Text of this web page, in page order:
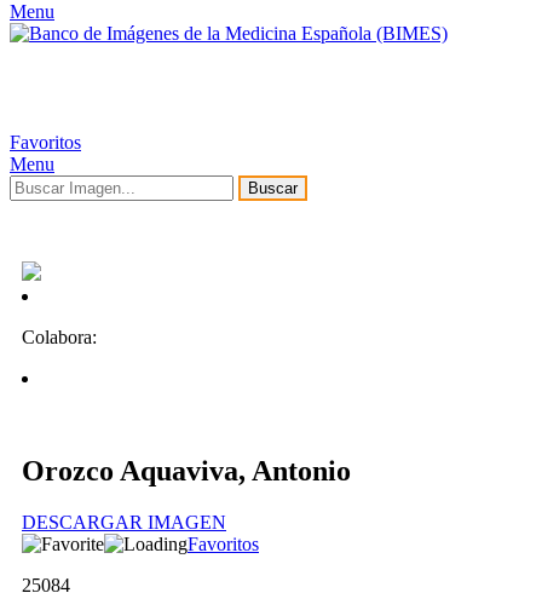
Menu
Favoritos
Menu
Buscar
Colabora:
Orozco Aquaviva, Antonio
DESCARGAR IMAGEN
Favoritos
25084